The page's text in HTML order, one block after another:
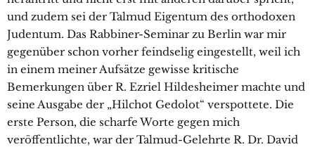
und zudem sei der Talmud Eigentum des orthodoxen
Judentum. Das Rabbiner-Seminar zu Berlin war mir
gegenüber schon vorher feindselig eingestellt, weil ich
in einem meiner Aufsätze gewisse kritische
Bemerkungen über R. Ezriel Hildesheimer machte und
seine Ausgabe der „Hilchot Gedolot“ verspottete. Die
erste Person, die scharfe Worte gegen mich
veröffentlichte, war der Talmud-Gelehrte R. Dr. David